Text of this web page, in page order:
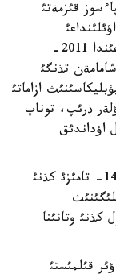
قئزمةتئ
«روحات-نبؤ» پانسيوناتئنئث جاعاجاي اؤماعئندا 2011-
شامامةن تذنگئ
ازاماتئ
ذرئپ، توناپ
اؤداندئق
الايدا ول ةسئن جيماستان 2011- جئلدئث 14- تامئزئ كذنئ
وتانئنا
قئلمئستئ